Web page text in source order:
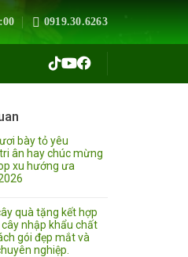
0919.30.6263
bày tỏ yêu
ân hay chúc mừng
xu hướng ưa
quà tặng kết hợp
nhập khẩu chất
gói đẹp mắt và
nghiệp.